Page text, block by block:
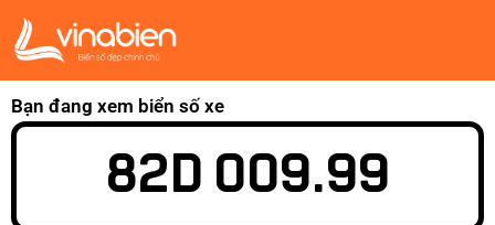
Bạn đang xem biển số xe
82D 009.99